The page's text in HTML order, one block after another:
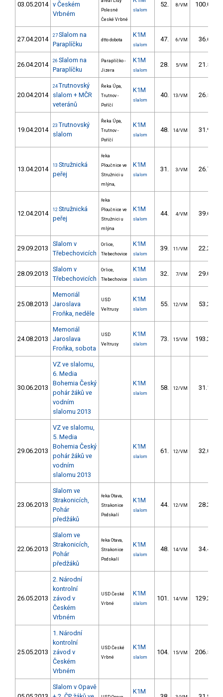
03.05.2014 v Českém
Vrbném
Polesné
České Vrbné
slalom
52. 8/VM 100.05
27.04.2014 27 Slalom na
Paraplíčku
dtto dobota
K1M
slalom
47. 6/VM 36.60
26.04.2014 26 Slalom na
Paraplíčku
Paraplíčko -
Jizera
K1M
slalom
28. 5/VM 21.50
20.04.2014
24 Trutnovský
slalom + MČR
veteránů
Řeka Úpa,
Trutnov -
Poříčí
K1M
slalom
40. 13/VM 26.50
19.04.2014
23 Trutnovský
slalom
Řeka Úpa,
Trutnov -
Poříčí
K1M
slalom
48. 14/VM 31.90
13.04.2014 13 Stružnická
peřej
řeka
Ploučnice ve
Stružnici u
mlýna,
K1M
slalom
31. 3/VM 26.70
12.04.2014 12 Stružnická
peřej
řeka
Ploučnice ve
Stružnici u
mlýna
K1M
slalom
44. 4/VM 39.60
29.09.2013
Slalom v
Třebechovicích
Orlice,
Třebechovice
K1M
slalom
39. 11/VM 22.20
28.09.2013
Slalom v
Třebechovicích
Orlice,
Třebechovice
K1M
slalom
32. 7/VM 29.00
25.08.2013
Memoriál
Jaroslava
Froňka, neděle
USD
Veltrusy
K1M
slalom
55. 12/VM 53.26
24.08.2013
Memoriál
Jaroslava
Froňka, sobota
USD
Veltrusy
K1M
slalom
73. 15/VM 193.23
30.06.2013
VZ ve slalomu,
6. Media
Bohemia Český
pohár žáků ve
vodním
slalomu 2013
K1M
slalom
58. 12/VM 31.11
29.06.2013
VZ ve slalomu,
5. Media
Bohemia Český
pohár žáků ve
vodním
slalomu 2013
K1M
slalom
61. 12/VM 32.07
23.06.2013
Slalom ve
Strakonicích,
Pohár
předžáků
řeka Otava,
Strakonice
Podskalí
K1M
slalom
44. 12/VM 28.25
22.06.2013
Slalom ve
Strakonicích,
Pohár
předžáků
řeka Otava,
Strakonice
Podskalí
K1M
slalom
48. 14/VM 34.41
26.05.2013
2. Národní
kontrolní
závod v
Českém
Vrbném
USD České
Vrbné
K1M
slalom
101. 14/VM 129.22
25.05.2013
1. Národní
kontrolní
závod v
Českém
Vrbném
USD České
Vrbné
K1M
slalom
104. 15/VM 206.52
Slalom v Opavě
K1M